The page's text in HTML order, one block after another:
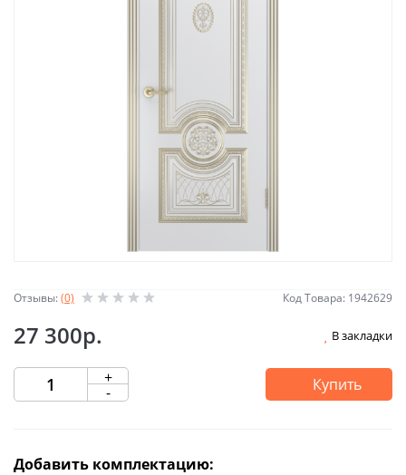
Отзывы:(0) Код Товара: 1942629
27 300р. В закладки
+
- Купить
Добавить комплектацию: